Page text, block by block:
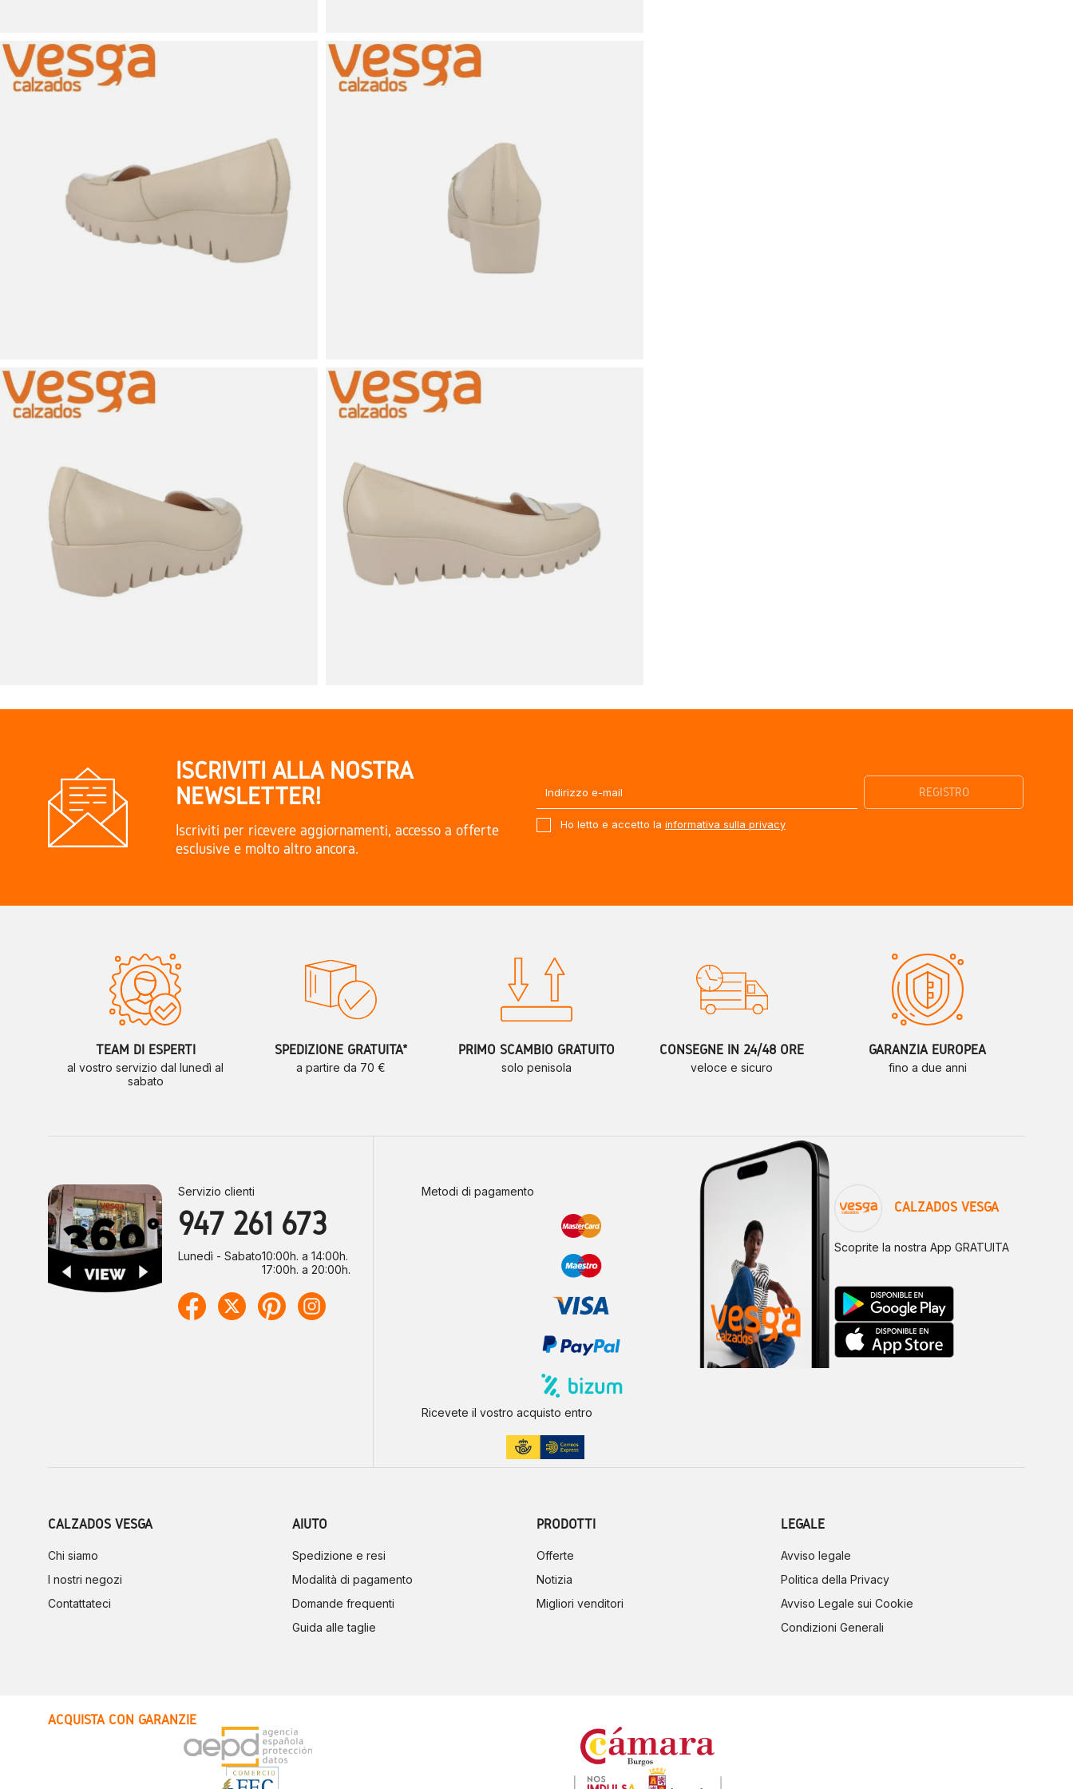
ISCRIVITI ALLA NOSTRA
NEWSLETTER!
Iscriviti per ricevere aggiornamenti, accesso a offerte
esclusive e molto altro ancora.
Ho letto e accetto la informativa sulla privacy
TEAM DI ESPERTI
al vostro servizio dal lunedì al
sabato
SPEDIZIONE GRATUITA*
a partire da 70 €
PRIMO SCAMBIO GRATUITO
solo penisola
CONSEGNE IN 24/48 ORE
veloce e sicuro
GARANZIA EUROPEA
fino a due anni
Servizio clienti
947 261 673
Lunedì - Sabato10:00h. a 14:00h.
17:00h. a 20:00h.
Metodi di pagamento
Ricevete il vostro acquisto entro
CALZADOS VESGA
Scoprite la nostra App GRATUITA
CALZADOS VESGA
Chi siamo
I nostri negozi
Contattateci
AIUTO
Spedizione e resi
Modalità di pagamento
Domande frequenti
Guida alle taglie
PRODOTTI
Offerte
Notizia
Migliori venditori
LEGALE
Avviso legale
Politica della Privacy
Avviso Legale sui Cookie
Condizioni Generali
ACQUISTA CON GARANZIE